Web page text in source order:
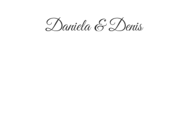
Daniela & Denis